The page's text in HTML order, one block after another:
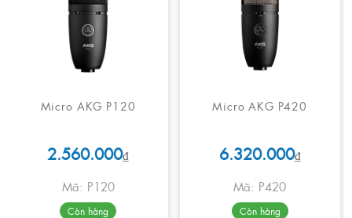
Micro AKG P120
2.560.000₫
Mã: P120
Còn hàng
Micro AKG P420
6.320.000₫
Mã: P420
Còn hàng